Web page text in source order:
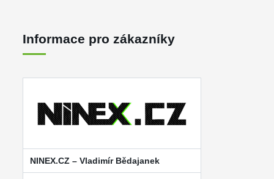
Informace pro zákazníky
NINEX.CZ – Vladimír Bědajanek